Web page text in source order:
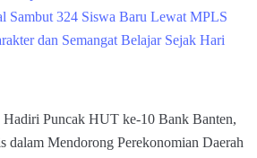
Sambut 324 Siswa Baru Lewat MPLS
dan Semangat Belajar Sejak Hari